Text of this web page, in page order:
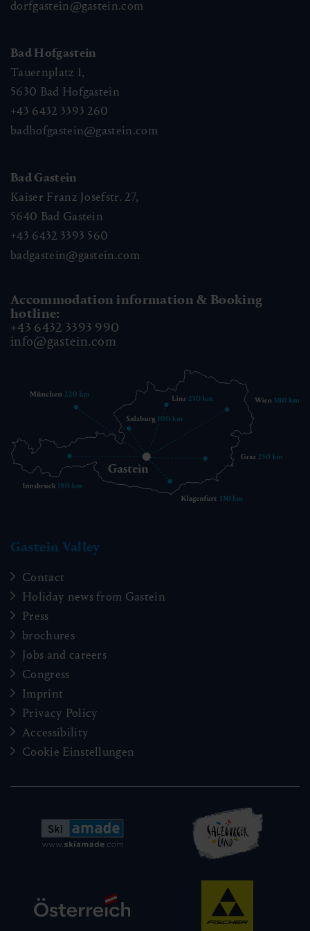
dorfgastein@gastein.com
Bad Hofgastein
Tauernplatz 1,
5630 Bad Hofgastein
+43 6432 3393 260
badhofgastein@gastein.com
Bad Gastein
Kaiser Franz Josefstr. 27,
5640 Bad Gastein
+43 6432 3393 560
badgastein@gastein.com
Accommodation information & Booking
hotline:
+43 6432 3393 990
info@gastein.com
Gastein Valley
Contact
Holiday news from Gastein
Press
brochures
Jobs and careers
Congress
Imprint
Privacy Policy
Accessibility
Cookie Einstellungen